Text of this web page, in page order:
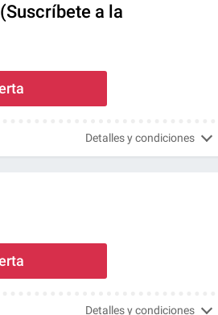
a la
Detalles y condiciones
Detalles y condiciones